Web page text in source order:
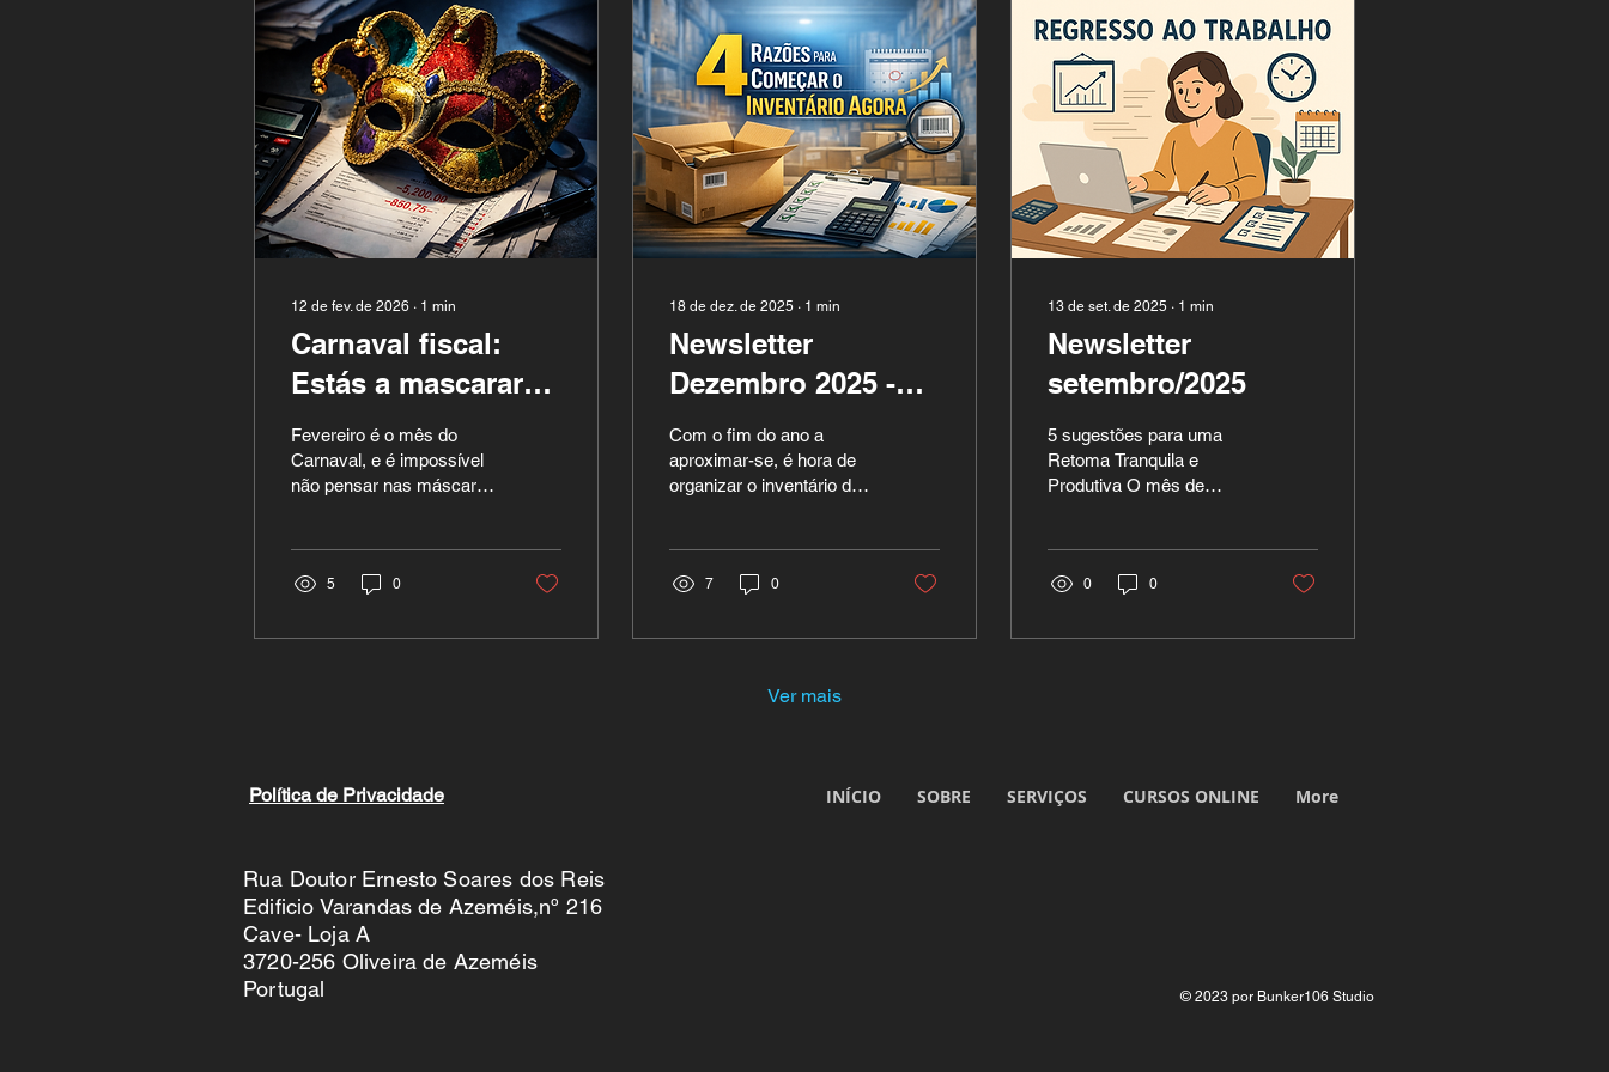
12 de fev. de 2026 ∙ 1 min
Carnaval fiscal:
Estás a mascarar
os números do teu
negócio?
Fevereiro é o mês do
Carnaval, e é impossível
não pensar nas máscaras
também no negócio. Há
trabalhadores
5 0
18 de dez. de 2025 ∙ 1 min
Newsletter
Dezembro 2025 -
Final do Ano à
Vista
Com o fim do ano a
aproximar-se, é hora de
organizar o inventário do
também ajuda a ter uma
operações. Nesta edição,
começar o inventário
7 0
13 de set. de 2025 ∙ 1 min
Newsletter
setembro/2025
5 sugestões para uma
Retoma Tranquila e
Produtiva O mês de
freelancers e autónomos.
0 0
Ver mais
Política de Privacidade
Rua Doutor Ernesto Soares dos Reis
Edificio Varandas de Azeméis,nº 216
Cave- Loja A
3720-256 Oliveira de Azeméis
Portugal
INÍCIO SOBRE SERVIÇOS CURSOS ONLINE More
© 2023 por Bunker106 Studio